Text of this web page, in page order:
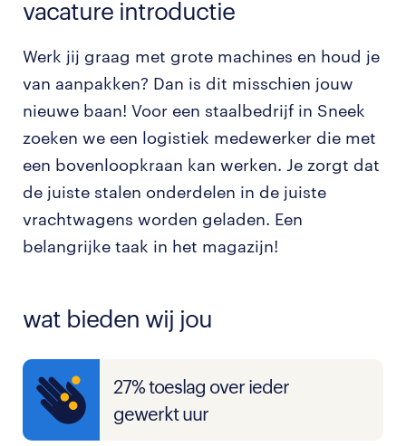
vacature introductie
Werk jij graag met grote machines en houd je
van aanpakken? Dan is dit misschien jouw
nieuwe baan! Voor een staalbedrijf in Sneek
zoeken we een logistiek medewerker die met
een bovenloopkraan kan werken. Je zorgt dat
de juiste stalen onderdelen in de juiste
vrachtwagens worden geladen. Een
belangrijke taak in het magazijn!
wat bieden wij jou
27% toeslag over ieder
gewerkt uur